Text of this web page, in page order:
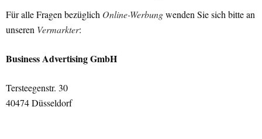
Für alle Fragen bezüglich Online-Werbungwenden Sie sich bitte an
unseren Vermarkter:
Business Advertising GmbH
Tersteegenstr. 30
40474 Düsseldorf